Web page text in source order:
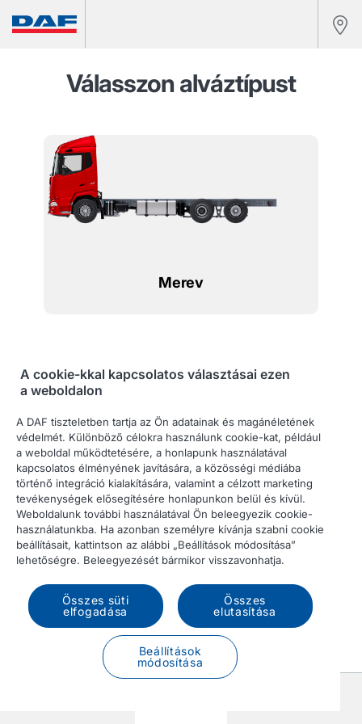
Válasszon alváztípust
Merev
A cookie-kkal kapcsolatos választásai ezen
a weboldalon
A DAF tiszteletben tartja az Ön adatainak és magánéletének
védelmét. Különböző célokra használunk cookie-kat, például
a weboldal működtetésére, a honlapunk használatával
kapcsolatos élményének javítására, a közösségi médiába
történő integráció kialakítására, valamint a célzott marketing
tevékenységek elősegítésére honlapunkon belül és kívül.
Weboldalunk további használatával Ön beleegyezik cookie-
használatunkba. Ha azonban személyre kívánja szabni cookie
beállításait, kattintson az alábbi „Beállítások módosítása”
lehetőségre. Beleegyezését bármikor visszavonhatja.
Összes süti
elfogadása
Összes
elutasítása
Beállítások
módosítása